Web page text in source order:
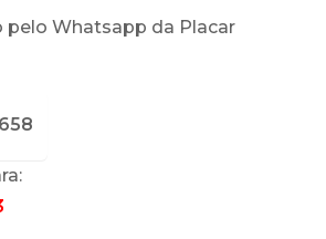
pelo Whatsapp da Placar